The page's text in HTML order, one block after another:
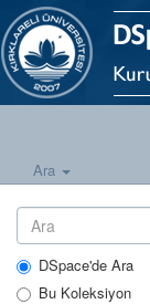
Ara
DSpace'de Ara
Bu Koleksiyon